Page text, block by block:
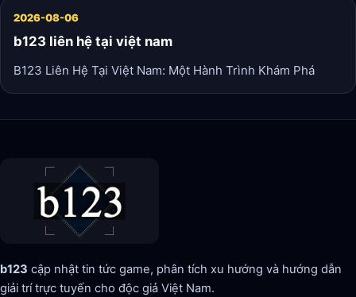
2026-08-06
b123 liên hệ tại việt nam
B123 Liên Hệ Tại Việt Nam: Một Hành Trình Khám Phá
b123 cập nhật tin tức game, phân tích xu hướng và hướng dẫn
giải trí trực tuyến cho độc giả Việt Nam.